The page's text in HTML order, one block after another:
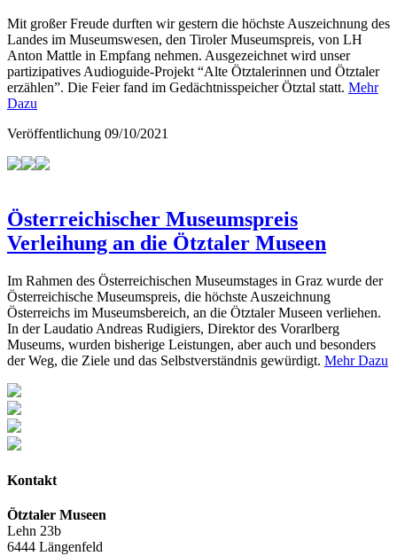
Mit großer Freude durften wir gestern die höchste Auszeichnung des
Landes im Museumswesen, den Tiroler Museumspreis, von LH
Anton Mattle in Empfang nehmen. Ausgezeichnet wird unser
partizipatives Audioguide-Projekt “Alte Ötztalerinnen und Ötztaler
erzählen”. Die Feier fand im Gedächtnisspeicher Ötztal statt. Mehr
Dazu
Veröffentlichung 09/10/2021
Österreichischer Museumspreis
Verleihung an die Ötztaler Museen
Im Rahmen des Österreichischen Museumstages in Graz wurde der
Österreichische Museumspreis, die höchste Auszeichnung
Österreichs im Museumsbereich, an die Ötztaler Museen verliehen.
In der Laudatio Andreas Rudigiers, Direktor des Vorarlberg
Museums, wurden bisherige Leistungen, aber auch und besonders
der Weg, die Ziele und das Selbstverständnis gewürdigt. Mehr Dazu
Kontakt
Ötztaler Museen
Lehn 23b
6444 Längenfeld